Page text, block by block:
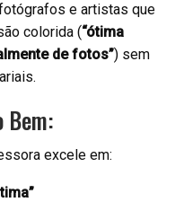
e artistas que
colorida (“ótima
de fotos”) sem
Bem:
excele em: